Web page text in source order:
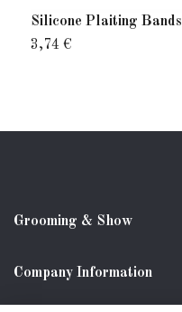
Silicone Plaiting Bands
3,74 €
Grooming & Show
Company Information